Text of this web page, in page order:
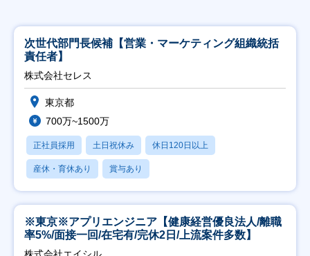
次世代部門長候補【営業・マーケティング組織統括
責任者】
株式会社セレス
東京都
700万~1500万
正社員採用 土日祝休み 休日120日以上
産休・育休あり 賞与あり
※東京※アプリエンジニア【健康経営優良法人/離職
率5%/面接一回/在宅有/完休2日/上流案件多数】
株式会社エイシル